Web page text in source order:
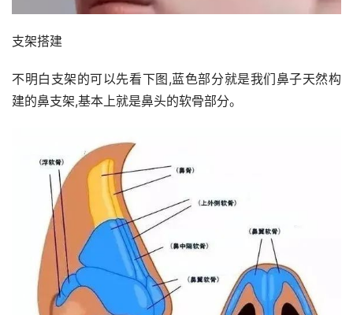
支架搭建
不明白支架的可以先看下图,蓝色部分就是我们鼻子天然构
建的鼻支架,基本上就是鼻头的软骨部分。